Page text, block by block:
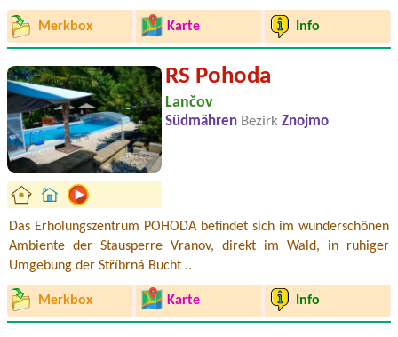
Merkbox Karte Info
RS Pohoda
Lančov
Südmähren Bezirk Znojmo
Das Erholungszentrum POHODA befindet sich im wunderschönen
Ambiente der Stausperre Vranov, direkt im Wald, in ruhiger
Umgebung der Stříbrná Bucht ..
Merkbox Karte Info